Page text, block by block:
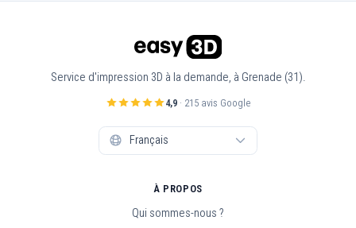
Service d'impression 3D à la demande, à Grenade (31).
4,9· 215 avis Google
À PROPOS
Qui sommes-nous ?